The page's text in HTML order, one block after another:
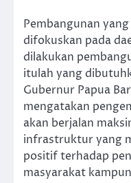
Pembangunan
difokuskan pada
dilakukan
itulah yang
Gubernur Papua
mengatakan
akan berjalan
infrastruktur yang
positif terhadap
masyarakat